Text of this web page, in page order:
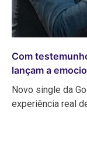
Com
lançam a
Novo single da
experiência real